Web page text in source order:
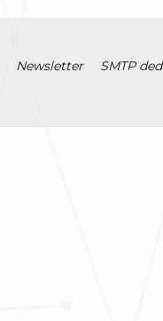
Newsletter SMTP